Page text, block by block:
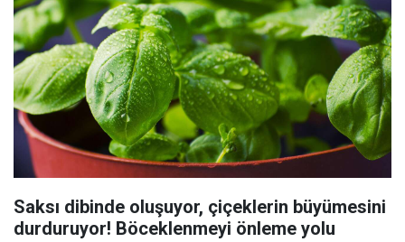
Saksı dibinde oluşuyor, çiçeklerin büyümesini
durduruyor! Böceklenmeyi önleme yolu